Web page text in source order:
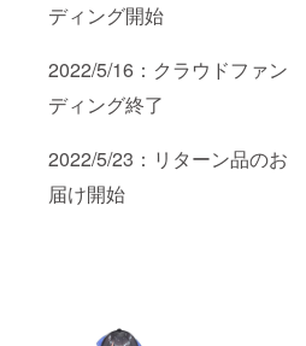
ディング開始
2022/5/16：クラウドファン
ディング終了
2022/5/23：リターン品のお
届け開始